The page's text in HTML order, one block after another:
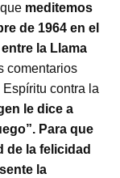
meditemos
de 1964 en el
la Llama
comentarios
contra la
le dice a
Para que
de la felicidad
la